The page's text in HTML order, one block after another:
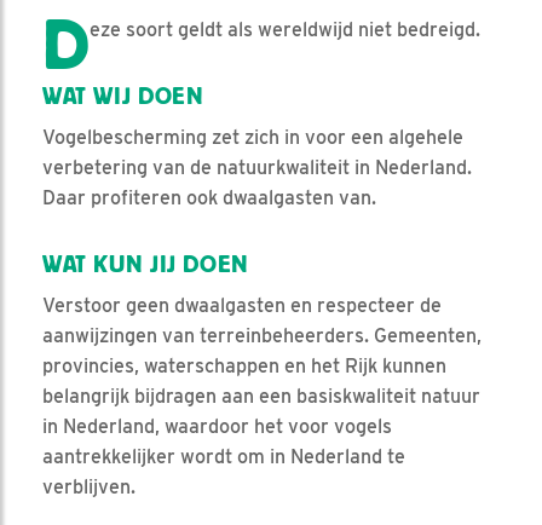
Deze soort geldt als wereldwijd niet bedreigd.
WAT WIJ DOEN
Vogelbescherming zet zich in voor een algehele
verbetering van de natuurkwaliteit in Nederland.
Daar profiteren ook dwaalgasten van.
WAT KUN JIJ DOEN
Verstoor geen dwaalgasten en respecteer de
aanwijzingen van terreinbeheerders. Gemeenten,
provincies, waterschappen en het Rijk kunnen
belangrijk bijdragen aan een basiskwaliteit natuur
in Nederland, waardoor het voor vogels
aantrekkelijker wordt om in Nederland te
verblijven.